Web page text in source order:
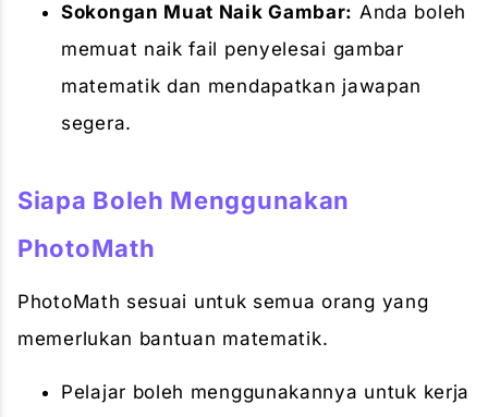
Sokongan Muat Naik Gambar: Anda boleh
memuat naik fail penyelesai gambar
matematik dan mendapatkan jawapan
segera.
Siapa Boleh Menggunakan
PhotoMath
PhotoMath sesuai untuk semua orang yang
memerlukan bantuan matematik.
Pelajar boleh menggunakannya untuk kerja